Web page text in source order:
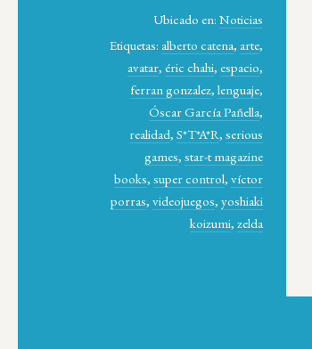
Ubicado en:Noticias
Etiquetas: alberto catena, arte,
avatar,éric chahi,espacio,
ferran gonzalez,lenguaje,
Óscar García Pañella,
realidad,S*T*A*R,serious
games,star-t magazine
books,super control,víctor
porras,videojuegos,yoshiaki
koizumi,zelda